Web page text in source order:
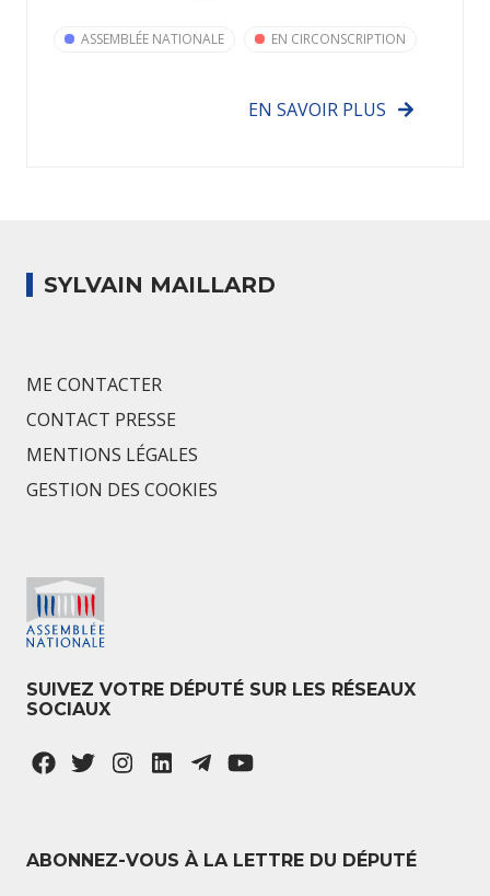
ASSEMBLÉE NATIONALE EN CIRCONSCRIPTION
EN SAVOIR PLUS
SYLVAIN MAILLARD
ME CONTACTER
CONTACT PRESSE
MENTIONS LÉGALES
GESTION DES COOKIES
SUIVEZ VOTRE DÉPUTÉ SUR LES RÉSEAUX
SOCIAUX
ABONNEZ-VOUS À LA LETTRE DU DÉPUTÉ